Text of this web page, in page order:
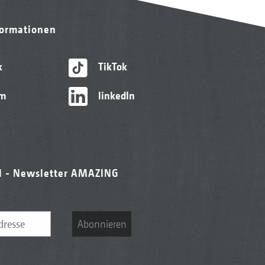
TikTok
linkedIn
Newsletter AMAZING
Abonnieren